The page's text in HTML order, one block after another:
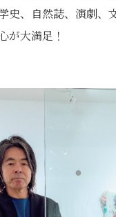
史、自然誌、演劇、
が大満足！